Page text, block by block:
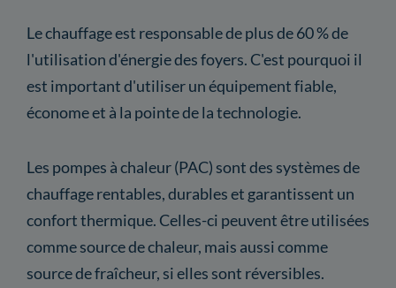
Le chauffage est responsable de plus de 60 % de
l'utilisation d'énergie des foyers. C'est pourquoi il
est important d'utiliser un équipement fiable,
économe et à la pointe de la technologie.
Les pompes à chaleur (PAC) sont des systèmes de
chauffage rentables, durables et garantissent un
confort thermique. Celles-ci peuvent être utilisées
comme source de chaleur, mais aussi comme
source de fraîcheur, si elles sont réversibles.